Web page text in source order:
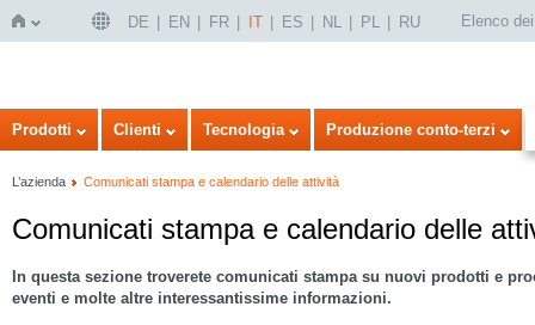
Home
DE EN FR IT ES NL PL RU Elenco
Prodotti Clienti Tecnologia Produzione conto-terzi
L’azienda Comunicati stampa e calendario delle attività
Comunicati stampa e calendario delle
In questa sezione troverete comunicati stampa su nuovi prodotti e
eventi e molte altre interessantissime informazioni.